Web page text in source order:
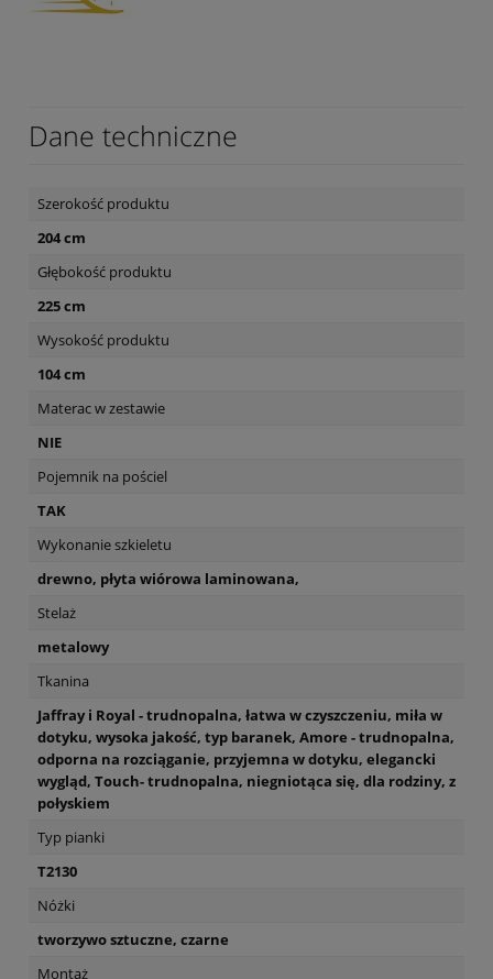
Dane techniczne
Szerokość produktu
204 cm
Głębokość produktu
225 cm
Wysokość produktu
104 cm
Materac w zestawie
NIE
Pojemnik na pościel
TAK
Wykonanie szkieletu
drewno, płyta wiórowa laminowana,
Stelaż
metalowy
Tkanina
Jaffray i Royal - trudnopalna, łatwa w czyszczeniu, miła w
dotyku, wysoka jakość, typ baranek, Amore - trudnopalna,
odporna na rozciąganie, przyjemna w dotyku, elegancki
wygląd, Touch- trudnopalna, niegniotąca się, dla rodziny, z
połyskiem
Typ pianki
T2130
Nóżki
tworzywo sztuczne, czarne
Montaż